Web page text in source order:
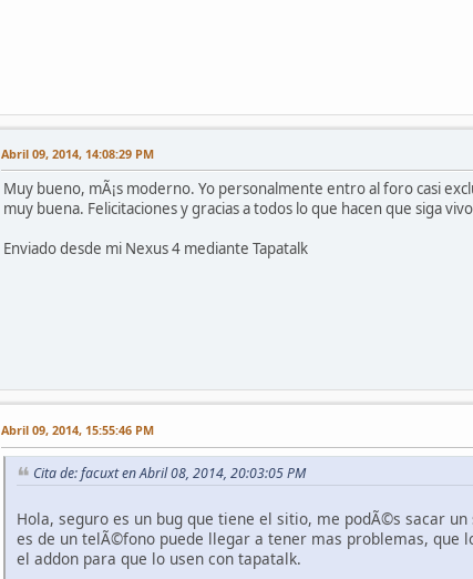
Abril 09, 2014, 14:08:29 PM
Muy bueno, mÃ¡s moderno. Yo personalmente entro al foro casi
muy buena. Felicitaciones y gracias a todos lo que hacen que siga
Enviado desde mi Nexus 4 mediante Tapatalk
Abril 09, 2014, 15:55:46 PM
Cita de: facuxt en Abril 08, 2014, 20:03:05 PM
Hola, seguro es un bug que tiene el sitio, me podÃ©s sacar
es de un telÃ©fono puede llegar a tener mas problemas,
el addon para que lo usen con tapatalk.